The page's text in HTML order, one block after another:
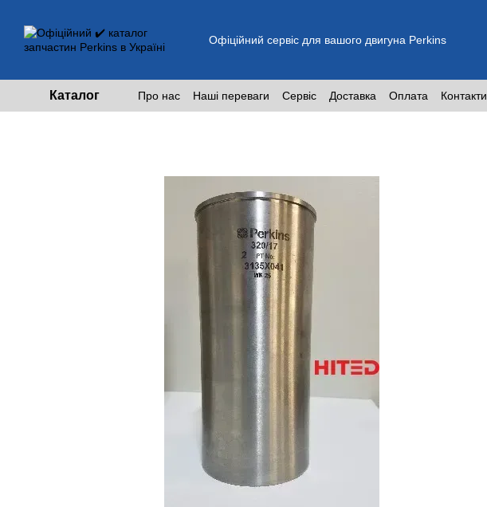
Офіційний сервіс для вашого двигуна Perkins
Каталог Про нас Наші переваги Сервіс Доставка Оплата Контакти